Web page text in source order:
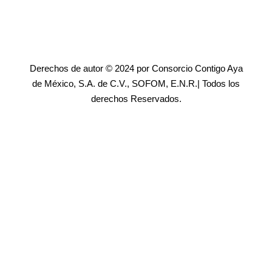
Derechos de autor © 2024 por Consorcio Contigo Aya
de México, S.A. de C.V., SOFOM, E.N.R.| Todos los
derechos Reservados.